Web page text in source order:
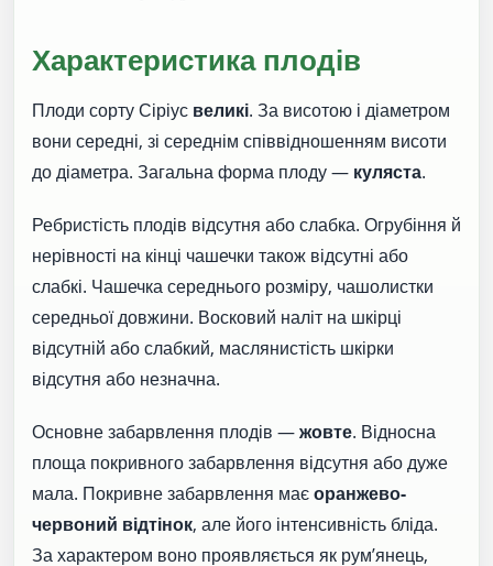
Характеристика плодів
Плоди сорту Сіріус великі. За висотою і діаметром
вони середні, зі середнім співвідношенням висоти
до діаметра. Загальна форма плоду — куляста.
Ребристість плодів відсутня або слабка. Огрубіння й
нерівності на кінці чашечки також відсутні або
слабкі. Чашечка середнього розміру, чашолистки
середньої довжини. Восковий наліт на шкірці
відсутній або слабкий, маслянистість шкірки
відсутня або незначна.
Основне забарвлення плодів —жовте. Відносна
площа покривного забарвлення відсутня або дуже
мала. Покривне забарвлення маєоранжево-
червоний відтінок, але його інтенсивність бліда.
За характером воно проявляється як рум’янець,